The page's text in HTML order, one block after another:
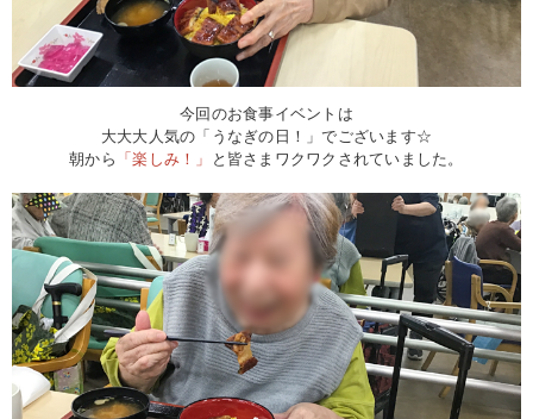
今回のお食事イベントは
大大大人気の「うなぎの日！」でございます☆
朝から 「楽しみ！」 と皆さまワクワクされていました。